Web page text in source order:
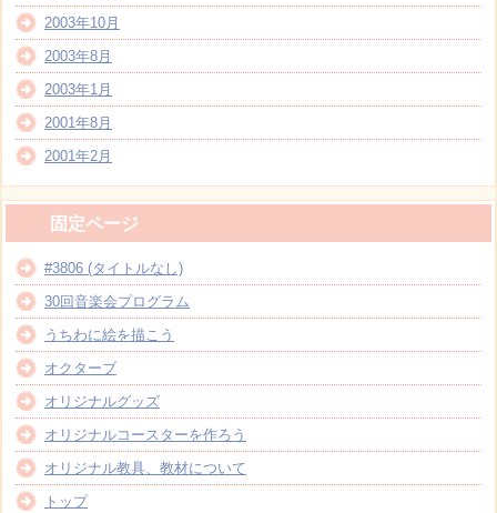
2003年10月
2003年8月
2003年1月
2001年8月
2001年2月
固定ページ
#3806 (タイトルなし)
30回音楽会プログラム
うちわに絵を描こう
オクターブ
オリジナルグッズ
オリジナルコースターを作ろう
オリジナル教具、教材について
トップ